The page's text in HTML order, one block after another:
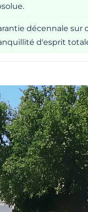
décennale sur
d'esprit